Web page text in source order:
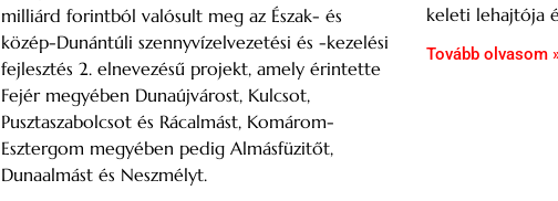
milliárd forintból valósult meg az Észak- és
közép-Dunántúli szennyvízelvezetési és -kezelési
fejlesztés 2. elnevezésű projekt, amely érintette
Fejér megyében Dunaújvárost, Kulcsot,
Pusztaszabolcsot és Rácalmást, Komárom-
Esztergom megyében pedig Almásfüzitőt,
Dunaalmást és Neszmélyt.
keleti lehajtója
Tovább olvasom